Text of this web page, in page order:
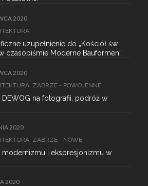
2020
uzupełnienie do „Kościół św.
czasopiśmie Moderne Bauformen”.
2020
, ZABRZE - POWOJENNE
DEWOG na fotografii, podróż w
2020
, ZABRZE - NOWE
modernizmu i ekspresjonizmu w
2020